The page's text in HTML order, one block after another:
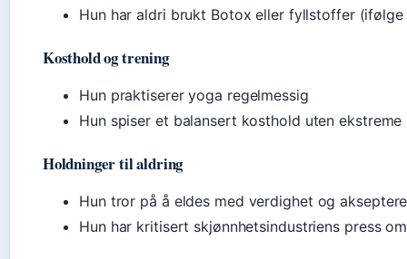
Hun har aldri brukt Botox eller fyllstoffer (ifølge
Kosthold og trening
Hun praktiserer yoga regelmessig
Hun spiser et balansert kosthold uten
Holdninger til aldring
Hun tror på å eldes med verdighet og
Hun har kritisert skjønnhetsindustriens press